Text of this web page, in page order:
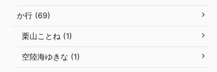
か行 (69)
栗山ことね (1)
空陸海ゆきな (1)